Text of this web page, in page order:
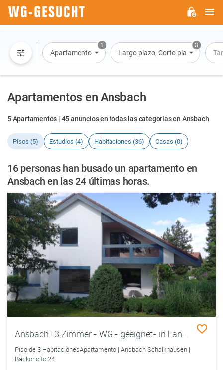
1
Apartamento
3
Largo plazo, Corto plazo, Alquiler
Apartamentos en Ansbach
5 Apartamentos | 45 anuncios en todas las categorías en Ansbach
Pisos (5) Estudios (4) Habitaciones (36) Casas (0)
16 personas han busado un apartamento en
Ansbach en las 24 últimas horas.
Ansbach : 3 Zimmer - WG - geeignet- in Landhaus -Villa - neu möbliert - alle Kosten inkludiert
Piso de 3 HabitaciónesApartamento | Ansbach Schalkhausen |
Bäckerleite 24